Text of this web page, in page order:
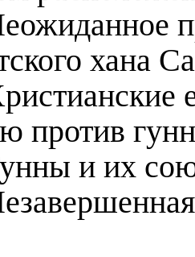
хана
против
и их